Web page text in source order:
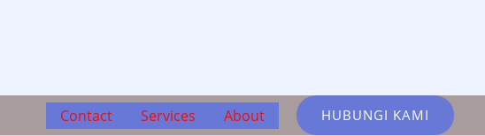
Contact Services About HUBUNGI KAMI